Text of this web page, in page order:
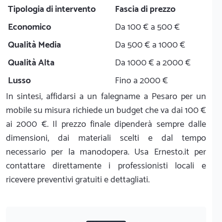
Tipologia di intervento
Fascia di prezzo
Economico
Da 100 € a 500 €
Qualità Media
Da 500 € a 1000 €
Qualità Alta
Da 1000 € a 2000 €
Lusso
Fino a 2000 €
In sintesi, affidarsi a un falegname a Pesaro per un
mobile su misura richiede un budget che va dai 100 €
ai 2000 €. Il prezzo finale dipenderà sempre dalle
dimensioni, dai materiali scelti e dal tempo
necessario per la manodopera. Usa Ernesto.it per
contattare direttamente i professionisti locali e
ricevere preventivi gratuiti e dettagliati.